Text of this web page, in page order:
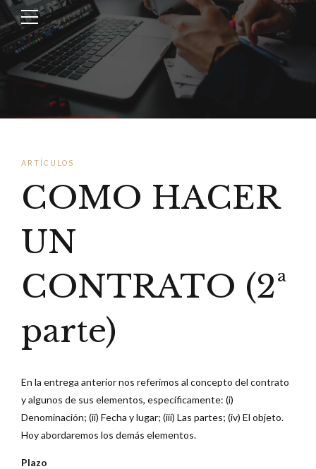
ARTÍCULOS
COMO HACER
UN
CONTRATO (2ª
parte)
En la entrega anterior nos referimos al concepto del contrato
y algunos de sus elementos, específicamente: (i)
Denominación; (ii) Fecha y lugar; (iii) Las partes; (iv) El objeto.
Hoy abordaremos los demás elementos.
Plazo